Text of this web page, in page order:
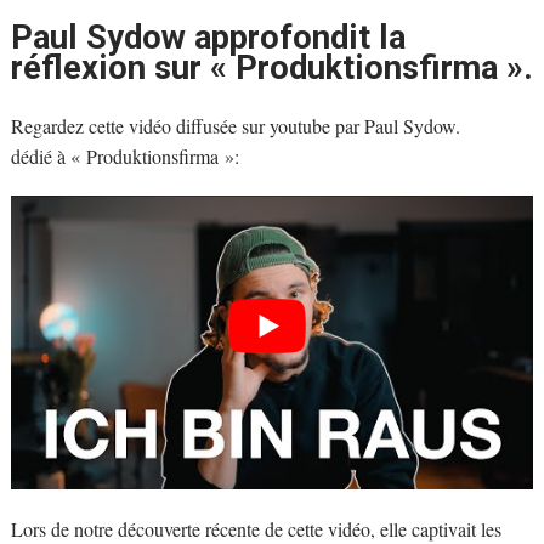
Paul Sydow approfondit la
réflexion sur « Produktionsfirma ».
Regardez cette vidéo diffusée sur youtube par Paul Sydow.
dédié à « Produktionsfirma »:
Lors de notre découverte récente de cette vidéo, elle captivait les